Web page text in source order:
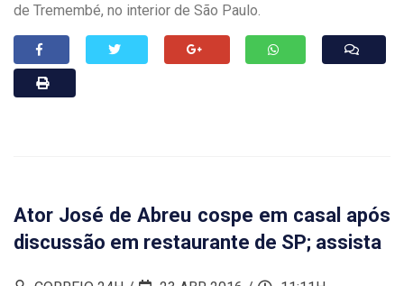
de Tremembé, no interior de São Paulo.
Ator José de Abreu cospe em casal após
discussão em restaurante de SP; assista